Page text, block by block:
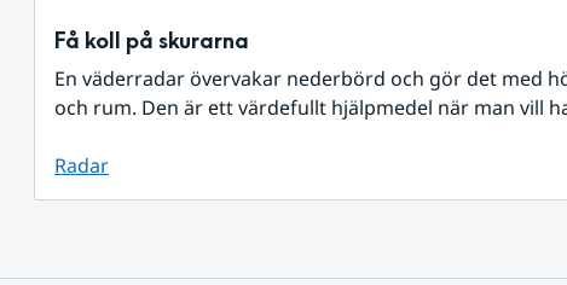
Få koll på skurarna
En väderradar övervakar nederbörd och gör det med
och rum. Den är ett värdefullt hjälpmedel när man vill
Radar